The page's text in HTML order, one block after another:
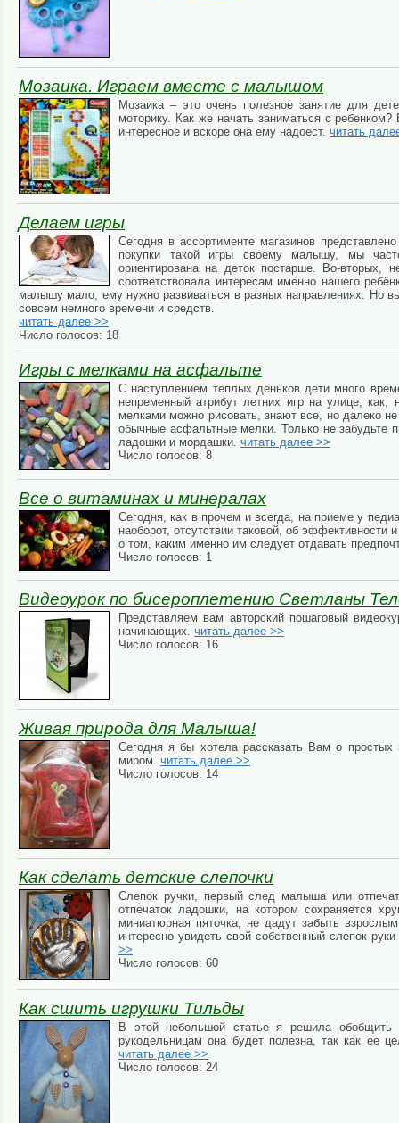
Мозаика. Играем вместе с малышом
Мозаика – это очень полезное занятие для
моторику. Как же начать заниматься с
интересное и вскоре она ему надоест. читать
Делаем игры
Сегодня в ассортименте магазинов
покупки такой игры своему малышу, мы
ориентирована на деток постарше. Во-вторых,
соответствовала интересам именно нашего
малышу мало, ему нужно развиваться в разных направлениях. Но
совсем немного времени и средств.
читать далее >>
Число голосов: 18
Игры с мелками на асфальте
С наступлением теплых деньков дети много
непременный атрибут летних игр на улице,
мелками можно рисовать, знают все, но далеко
обычные асфальтные мелки. Только не забудьте
ладошки и мордашки. читать далее >>
Число голосов: 8
Все о витаминах и минералах
Сегодня, как в прочем и всегда, на приеме у
наоборот, отсутствии таковой, об
о том, каким именно им следует отдавать
Число голосов: 1
Видеоурок по бисероплетению Светланы
Представляем вам авторский пошаговый
начинающих. читать далее >>
Число голосов: 16
Живая природа для Малыша!
Сегодня я бы хотела рассказать Вам о
миром. читать далее >>
Число голосов: 14
Как сделать детские слепочки
Слепок ручки, первый след малыша или
отпечаток ладошки, на котором сохраняется
миниатюрная пяточка, не дадут забыть
интересно увидеть свой собственный слепок
>>
Число голосов: 60
Как сшить игрушки Тильды
В этой небольшой статье я решила
рукодельницам она будет полезна, так как ее
читать далее >>
Число голосов: 24